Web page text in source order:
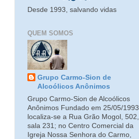
Desde 1993, salvando vidas
QUEM SOMOS
Grupo Carmo-Sion de
Alcoólicos Anônimos
Grupo Carmo-Sion de Alcoólicos
Anônimos Fundado em 25/05/1993,
localiza-se a Rua Grão Mogol, 502,
sala 231; no Centro Comercial da
Igreja Nossa Senhora do Carmo,